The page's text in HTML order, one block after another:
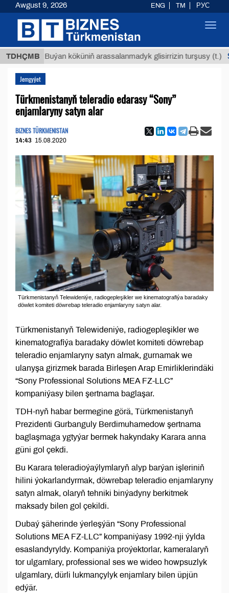
TDHÇMB
Buýan köküniň arassalanmadyk glisirrizin turşusy (t.)
Jemgyýet
Türkmenistanyň teleradio edarasy “Sony”
enjamlaryny satyn alar
BIZNES TÜRKMENISTAN
14:43 15.08.2020
Türkmenistanyň Telewideniýe, radiogepleşikler we kinematografiýa baradaky
döwlet komiteti döwrebap teleradio enjamlaryny satyn alar.
Türkmenistanyň Telewideniýe, radiogepleşikler we
kinematografiýa baradaky döwlet komiteti döwrebap
teleradio enjamlaryny satyn almak, gurnamak we
ulanyşa girizmek barada Birleşen Arap Emirliklerindäki
“Sony Professional Solutions MEA FZ-LLC”
kompaniýasy bilen şertnama baglaşar.
TDH-nyň habar bermegine görä, Türkmenistanyň
Prezidenti Gurbanguly Berdimuhamedow şertnama
baglaşmaga ygtyýar bermek hakyndaky Karara anna
güni gol çekdi.
Bu Karara teleradioýaýlymlaryň alyp barýan işleriniň
hilini ýokarlandyrmak, döwrebap teleradio enjamlaryny
satyn almak, olaryň tehniki binýadyny berkitmek
maksady bilen gol çekildi.
Dubaý şäherinde ýerleşýän “Sony Professional
Solutions MEA FZ-LLC” kompaniýasy 1992-nji ýylda
esaslandyryldy. Kompaniýa proýektorlar, kameralaryň
tor ulgamlary, professional ses we wideo howpsuzlyk
ulgamlary, dürli lukmançylyk enjamlary bilen üpjün
edýär.
Awgust 9, 2026 ENG TM РУС